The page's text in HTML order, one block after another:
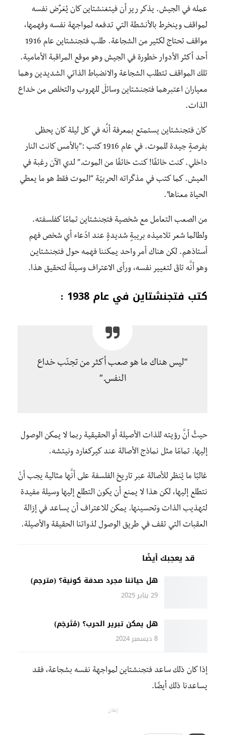
عمله في الجيش. يذكر ريز أن فيتغنشتاين كان يُعَرِّض نفسه
لمواقف وينخرط بالأنشطة التي تدفعه لمواجهة نفسه وفهمها،
مواقف تحتاج لكثير من الشجاعة. طلب فتجنشتاين عام 1916
أحد أكثر الأدوار خطورة في الجيش وهو موقع المراقبة الأمامية.
تلك المواقف تتطلب الشجاعة والانضباط الذاتي الشديدين وهما
معياران اعتبرهما فتجنشتاين وسائلَ للهروب والتخلص من خداع
الذات.
كان فتجنشتاين يستمتع بمعرفة أنَّه في كل ليلة كان يحظى
بفرصةٍ جيدة للموت. في عام 1916 كتب :”بالأمس كانت النار
داخلي. كنت خائفًا! كنت خائفًا من الموت.” لدي الآن رغبة في
العيش. كما كتب في مذكّراته الحربيّة “الموت فقط هو ما يعطي
الحياة معناها”.
من الصعب التعامل مع شخصية فتجنشتاين تمامًا كفلسفته.
ولطالما شعر تلاميذه بريبةٍ شديدةٍ عند ادّعاء أي شخص فهم
أستاذهم. لكن هناك أمر واحد يمكننا فهمه حول فتجنشتايـن
وهو أنَّه تاقَ لتغيير نفسه، ورأى الاعتراف وسيلةً لتحقيق هذا.
كتب فتجنشتاين في عام 1938 :
“ليس هناك ما هو صعب أكثر من تجنّب خداع
النفس.”
حيثُ أنَّ رؤيته للذات الأصيلة أو الحقيقية ربما لا يمكن الوصول
إليها. تمامًا مثل نماذج الأصالة عند كيركغارد ونيتشه.
غالبًا ما يُنظر للأصالة عبر تاريخ الفلسفة على أنَّها مثالية يجب أنْ
نتطلع إليها، لكن هذا لا يمنع أن يكون التطلع إليها وسيلة مفيدة
لتهذيب الذات وتحسينها. يمكن للاعتراف أن يساعد في إزالة
العقبات التي تقف في طريق الوصول لذواتنا الحقيقة والأصيلة.
قد يعجبك أيضًا
هل حياتنا مجرد صدفة كونية؟ (مترجم)
29 يناير 2025
هل يمكن تبرير الحرب؟ (مُتَرجَم)
8 ديسمبر 2024
إذا كان ذلك ساعد فتجنشتاين لمواجهة نفسه بشجاعة، فقد
يساعدنا ذلك أيضًا.
إعلان